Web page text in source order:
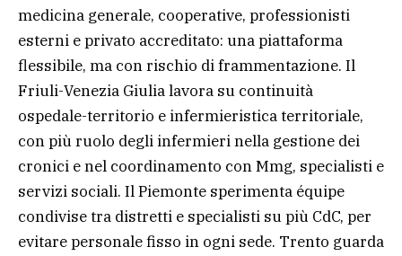
medicina generale, cooperative, professionisti
esterni e privato accreditato: una piattaforma
flessibile, ma con rischio di frammentazione. Il
Friuli-Venezia Giulia lavora su continuità
ospedale-territorio e infermieristica territoriale,
con più ruolo degli infermieri nella gestione dei
cronici e nel coordinamento con Mmg, specialisti e
servizi sociali. Il Piemonte sperimenta équipe
condivise tra distretti e specialisti su più CdC, per
evitare personale fisso in ogni sede. Trento guarda